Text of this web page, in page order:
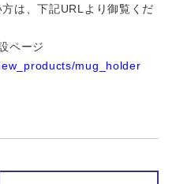
は、下記URLより御覧くだ
ページ
mug_holder